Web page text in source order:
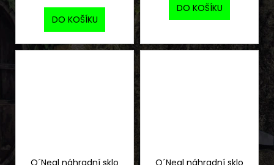
DO KOŠÍKU
DO KOŠÍKU
O´Neal náhradní sklo
O´Neal náhradní sklo